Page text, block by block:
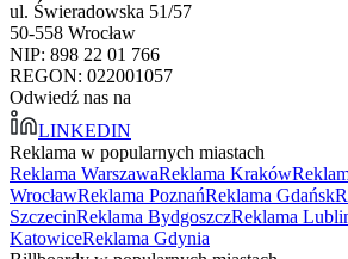
ul. Świeradowska 51/57
50-558 Wrocław
NIP: 898 22 01 766
REGON: 022001057
Odwiedź nas na
LINKEDIN
Reklama w popularnych miastach
Reklama WarszawaReklama Kraków
WrocławReklama PoznańReklama Gdańsk
SzczecinReklama BydgoszczReklama
KatowiceReklama Gdynia